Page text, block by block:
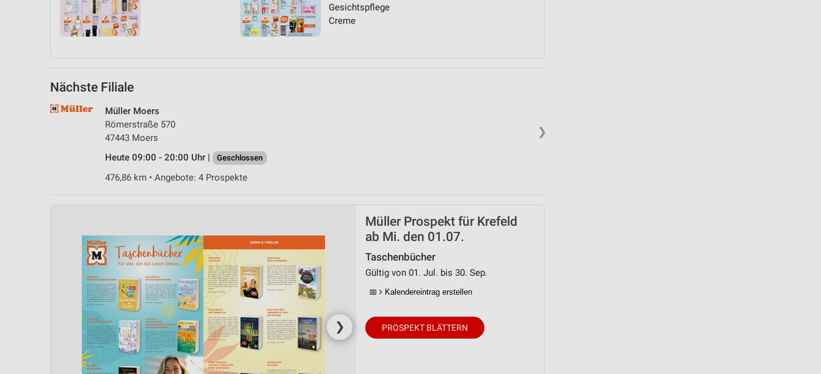
Gesichtspflege
Creme
Nächste Filiale
❯
Müller Moers
Römerstraße 570
47443 Moers
Heute 09:00 - 20:00 Uhr |
Geschlossen
476,86 km • Angebote: 4 Prospekte
❯
Müller Prospekt für Krefeld
ab Mi. den 01.07.
Taschenbücher
Gültig von 01. Jul. bis 30. Sep.
📅 Kalendereintrag erstellen
PROSPEKT BLÄTTERN
Nicht-IAB-Verarbeitungszwecke: